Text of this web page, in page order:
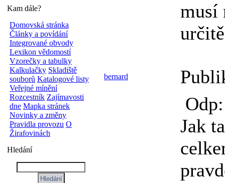
Kam dále?
Domovská stránka
Články a povídání
Integrované obvody
Lexikon vědomostí
Vzorečky a tabulky
Kalkulačky Skladiště
souborů Katalogové listy
Veřejné mínění
Rozcestník Zajímavosti
dne Mapka stránek
Novinky a změny
Pravidla provozu O
Žirafovinách
Hledání
musí
bernard
Jak